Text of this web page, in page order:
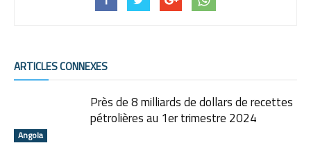
ARTICLES CONNEXES
Angola
Près de 8 milliards de dollars de recettes
pétrolières au 1er trimestre 2024